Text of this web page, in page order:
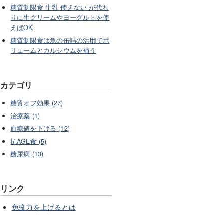
糖質制限食 牛乳 使えない が代わ
りに生クリームやヨーグルトを使
えばOK
糖質制限食は魚の缶詰の活用でボ
リュームとカルシウムを補う
カテゴリ
糖質オフ効果 (27)
治療薬 (1)
血糖値を下げる (12)
抗AGE食 (5)
糖尿病 (13)
リンク
免疫力を上げるとは